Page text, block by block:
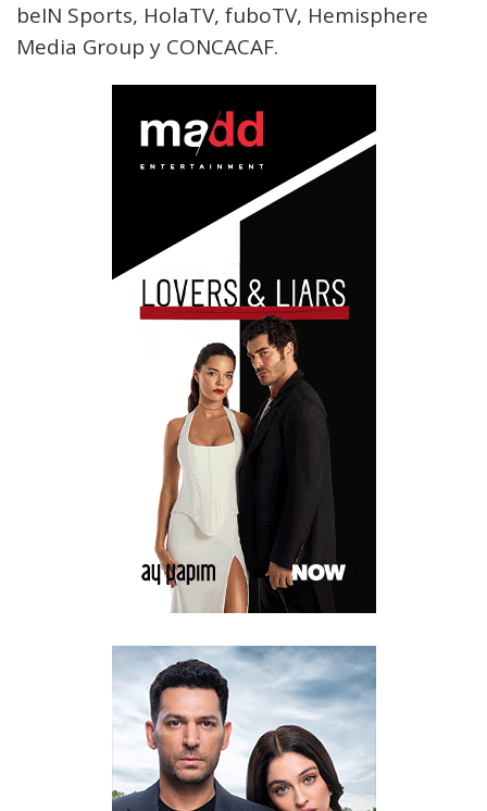
beIN Sports, HolaTV, fuboTV, Hemisphere
Media Group y CONCACAF.